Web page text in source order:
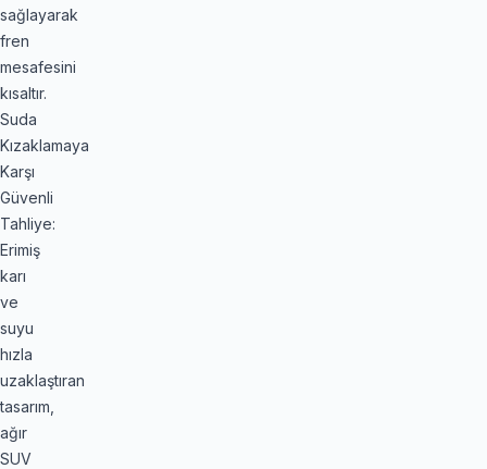
sağlayarak
fren
mesafesini
kısaltır.
Suda
Kızaklamaya
Karşı
Güvenli
Tahliye:
Erimiş
karı
ve
suyu
hızla
uzaklaştıran
tasarım,
ağır
SUV